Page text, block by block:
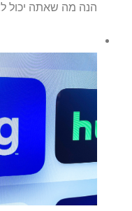
הנה מה שאתה יכול